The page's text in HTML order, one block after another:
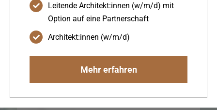
Koblenz
Leitende Architekt:innen (w/m/d) mit
Option auf eine Partnerschaft
Architekt:innen (w/m/d)
Mehr erfahren